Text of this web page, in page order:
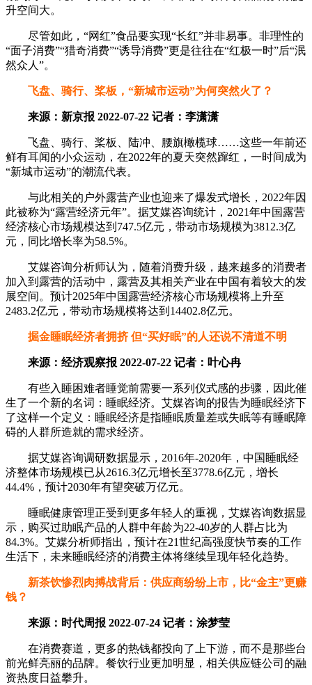
升空间大。
尽管如此，“网红”食品要实现“长红”并非易事。非理性的
“面子消费”“猎奇消费”“诱导消费”更是往往在“红极一时”后“泯
然众人”。
飞盘、骑行、桨板，“新城市运动”为何突然火了？
来源：新京报 2022-07-22 记者：李潇潇
飞盘、骑行、桨板、陆冲、腰旗橄榄球……这些一年前还
鲜有耳闻的小众运动，在2022年的夏天突然蹿红，一时间成为
“新城市运动”的潮流代表。
与此相关的户外露营产业也迎来了爆发式增长，2022年因
此被称为“露营经济元年”。据艾媒咨询统计，2021年中国露营
经济核心市场规模达到747.5亿元，带动市场规模为3812.3亿
元，同比增长率为58.5%。
艾媒咨询分析师认为，随着消费升级，越来越多的消费者
加入到露营的活动中，露营及其相关产业在中国有着较大的发
展空间。预计2025年中国露营经济核心市场规模将上升至
2483.2亿元，带动市场规模将达到14402.8亿元。
掘金睡眠经济者拥挤 但“买好眠”的人还说不清道不明
来源：经济观察报 2022-07-22 记者：叶心冉
有些入睡困难者睡觉前需要一系列仪式感的步骤，因此催
生了一个新的名词：睡眠经济。艾媒咨询的报告为睡眠经济下
了这样一个定义：睡眠经济是指睡眠质量差或失眠等有睡眠障
碍的人群所造就的需求经济。
据艾媒咨询调研数据显示，2016年-2020年，中国睡眠经
济整体市场规模已从2616.3亿元增长至3778.6亿元，增长
44.4%，预计2030年有望突破万亿元。
睡眠健康管理正受到更多年轻人的重视，艾媒咨询数据显
示，购买过助眠产品的人群中年龄为22-40岁的人群占比为
84.3%。艾媒分析师指出，预计在21世纪高强度快节奏的工作
生活下，未来睡眠经济的消费主体将继续呈现年轻化趋势。
新茶饮惨烈肉搏战背后：供应商纷纷上市，比“金主”更赚
钱？
来源：时代周报 2022-07-24 记者：涂梦莹
在消费赛道，更多的热钱都投向了上下游，而不是那些台
前光鲜亮丽的品牌。餐饮行业更加明显，相关供应链公司的融
资热度日益攀升。